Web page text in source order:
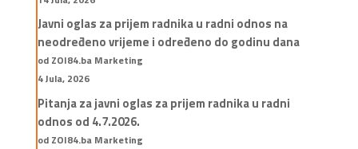
Javni oglas za prijem radnika u radni odnos na
neodređeno vrijeme i određeno do godinu dana
od ZOI84.ba Marketing
4 Jula, 2026
Pitanja za javni oglas za prijem radnika u radni
odnos od 4.7.2026.
od ZOI84.ba Marketing